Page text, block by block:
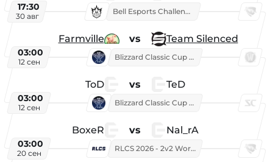
17:30
30 авг
Bell Esports Challenge 2026
Farmville vs Team Silenced
03:00
12 сен
Blizzard Classic Cup 2026
ToD vs TeD
03:00
12 сен
Blizzard Classic Cup 2026
BoxeR vs Nal_rA
03:00
20 сен
RLCS 2026 - 2v2 World Championship